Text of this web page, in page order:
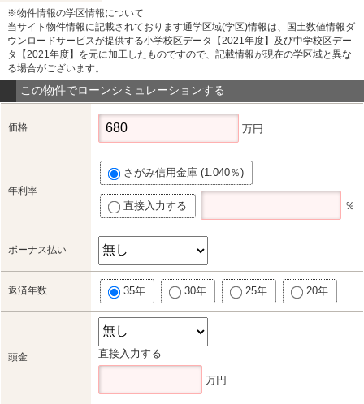
※物件情報の学区情報について
当サイト物件情報に記載されております通学区域(学区)情報は、国土数値情報ダ
ウンロードサービスが提供する小学校区データ【2021年度】及び中学校区デー
タ【2021年度】を元に加工したものですので、記載情報が現在の学区域と異な
る場合がございます。
この物件でローンシミュレーションする
価格 万円
年利率
さがみ信用金庫 (1.040％)
直接入力する ％
ボーナス払い
返済年数 35年 30年 25年 20年
頭金 直接入力する
万円